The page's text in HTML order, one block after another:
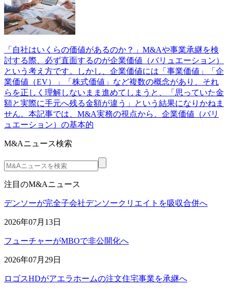
「自社はいくらの価値があるのか？」M&Aや事業承継を検
討する際、必ず直面するのが企業価値（バリュエーション）
という考え方です。しかし、企業価値には「事業価値」「企
業価値（EV）」「株式価値」など複数の概念があり、それ
らを正しく理解しないまま進めてしまうと、「思っていた金
額と実際に手元へ残る金額が違う」という結果になりかねま
せん。本記事では、M&A実務の視点から、企業価値（バリ
ュエーション）の基本的
M&Aニュース検索
注目のM&Aニュース
デンソーが完全子会社デンソークリエイトを吸収合併へ
2026年07月13日
フューチャーがMBOで非公開化へ
2026年07月29日
ロゴスHDがアエラホームの注文住宅事業を承継へ